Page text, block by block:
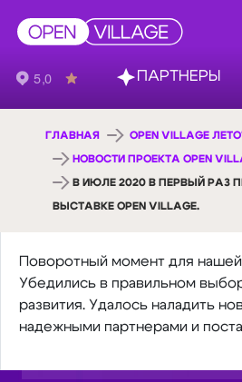
ГЛАВНАЯ OPEN VILLAGE
НОВОСТИ ПРОЕКТА OPEN
В ИЮЛЕ 2020 В ПЕРВЫЙ РАЗ
ВЫСТАВКЕ OPEN VILLAGE.
Поворотный момент для нашей
Убедились в правильном
развития. Удалось наладить
надежными партнерами и